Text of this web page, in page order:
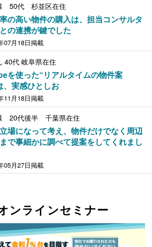
50代 杉並区在住
の高い物件の購入は、担当コンサルタ
の連携が鍵でした
07月18日掲載
40代 岐阜県在住
を使った“リアルタイムの物件案
、実感ひとしお
11月18日掲載
20代後半 千葉県在住
場になって考え、物件だけでなく周辺
で事細かに調べて提案をしてくれまし
05月27日掲載
ンラインセミナー